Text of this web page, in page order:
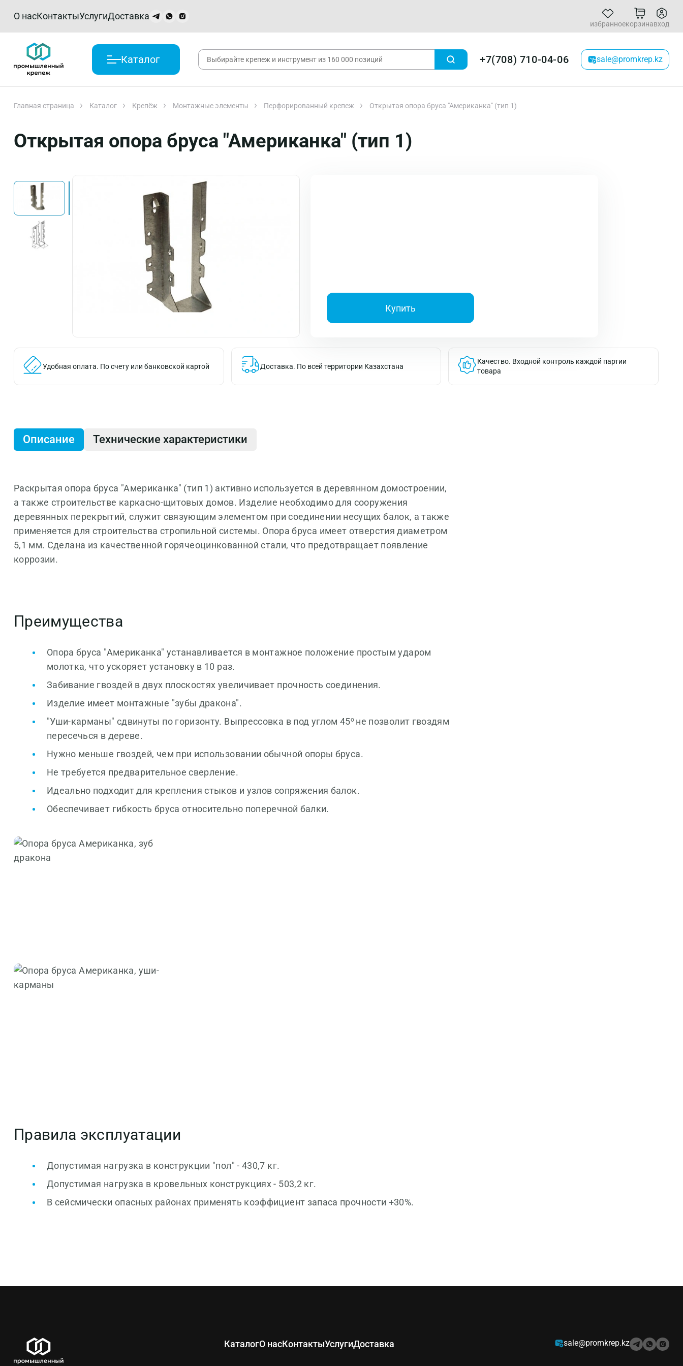
О насКонтактыУслугиДоставка
избранноекорзинавход
Каталог +7(708) 710-04-06 sale@promkrep.kz
Главная страница Каталог Крепёж Монтажные элементы Перфорированный крепеж Открытая опора бруса "Американка" (тип 1)
Открытая опора бруса "Американка" (тип 1)
Купить
Удобная оплата. По счету или банковской картой Доставка. По всей территории Казахстана
Качество. Входной контроль каждой партии
товара
Описание Технические характеристики
Раскрытая опора бруса "Американка" (тип 1) активно используется в деревянном домостроении,
а также строительстве каркасно-щитовых домов. Изделие необходимо для сооружения
деревянных перекрытий, служит связующим элементом при соединении несущих балок, а также
применяется для строительства стропильной системы. Опора бруса имеет отверстия диаметром
5,1 мм. Сделана из качественной горячеоцинкованной стали, что предотвращает появление
коррозии.
Преимущества
Опора бруса "Американка" устанавливается в монтажное положение простым ударом
молотка, что ускоряет установку в 10 раз.
Забивание гвоздей в двух плоскостях увеличивает прочность соединения.
Изделие имеет монтажные "зубы дракона".
"Уши-карманы" сдвинуты по горизонту. Выпрессовка в под углом 45о не позволит гвоздям
пересечься в дереве.
Нужно меньше гвоздей, чем при использовании обычной опоры бруса.
Не требуется предварительное сверление.
Идеально подходит для крепления стыков и узлов сопряжения балок.
Обеспечивает гибкость бруса относительно поперечной балки.
Правила эксплуатации
Допустимая нагрузка в конструкции "пол" - 430,7 кг.
Допустимая нагрузка в кровельных конструкциях - 503,2 кг.
В сейсмически опасных районах применять коэффициент запаса прочности +30%.
КаталогО насКонтактыУслугиДоставка sale@promkrep.kz